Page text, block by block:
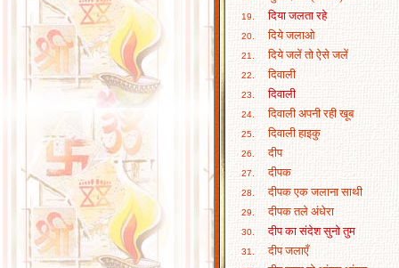
19. दिया जलता रहे
20. दिये जलाओ
21. दिये जलें तो ऐसे जलें
22. दिवाली
23. दिवाली
24. दिवाली अपनी रही खूब
25. दिवाली हाइकु
26. दीप
27. दीपक
28. दीपक एक जलाना साथी
29. दीपक तले अंधेरा
30. दीप का संदेश सुनो तुम
31. दीप जलाएँ